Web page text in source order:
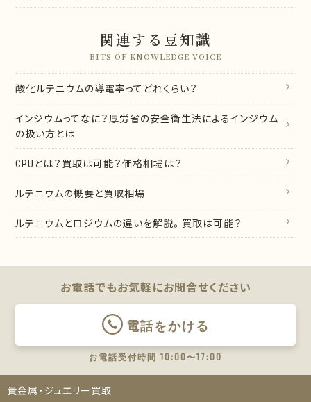
関連する豆知識
BITS OF KNOWLEDGE VOICE
酸化ルテニウムの導電率ってどれくらい？
インジウムってなに？厚労省の安全衛生法によるインジウム
の扱い方とは
CPUとは？買取は可能？価格相場は？
ルテニウムの概要と買取相場
ルテニウムとロジウムの違いを解説。買取は可能？
お電話でもお気軽にお問合せください
電話をかける
お電話受付時間 10:00〜17:00
貴金属・ジュエリー買取